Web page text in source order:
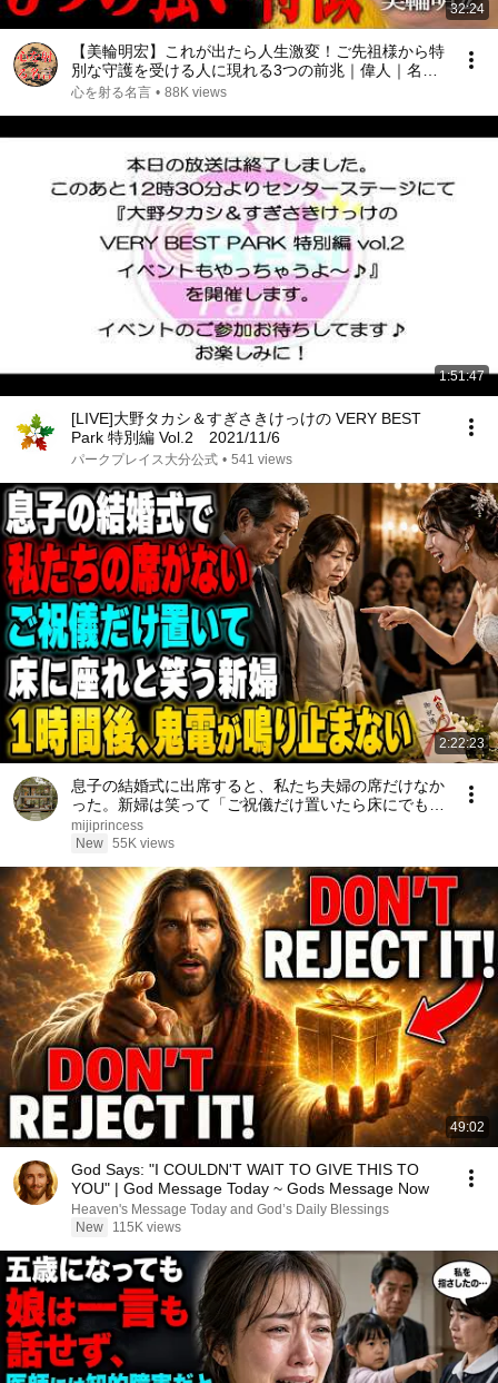
32:24
【美輪明宏】これが出たら人生激変！ご先祖様から特
別な守護を受ける人に現れる3つの前兆｜偉人｜名言
｜言葉の力｜人生哲学｜
心を射る名言 • 88K views
1:51:47
[LIVE]大野タカシ＆すぎさきけっけの VERY BEST
Park 特別編 Vol.2 2021/11/6
パークプレイス大分公式 • 541 views
2:22:23
息子の結婚式に出席すると、私たち夫婦の席だけなか
った。新婦は笑って「ご祝儀だけ置いたら床にでも座
ってくださいw」夫は「帰ろう…」私も黙って式場を
後にした――1時間後、新婦から鬼のように電話が鳴
mijiprincess
New 55K views
49:02
God Says: "I COULDN'T WAIT TO GIVE THIS TO
YOU" | God Message Today ~ Gods Message Now
Heaven's Message Today and God’s Daily Blessings
New
115K views